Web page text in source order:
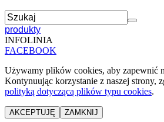
produkty
INFOLINIA
FACEBOOK
Używamy plików cookies, aby zapewnić
Kontynuując korzystanie z naszej strony,
polityką dotyczącą plików typu cookies.
AKCEPTUJĘ ZAMKNIJ